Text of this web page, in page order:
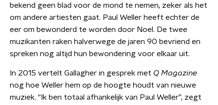
bekend geen blad voor de mond te nemen, zeker als het
om andere artiesten gaat. Paul Weller heeft echter de
eer om bewonderd te worden door Noel. De twee
muzikanten raken halverwege de jaren 90 bevriend en
spreken nog altijd hun bewondering voor elkaar uit.
In 2015 vertelt Gallagher in gesprek met Q Magazine
nog hoe Weller hem op de hoogte houdt van nieuwe
muziek. “Ik ben totaal afhankelijk van Paul Weller”, zegt